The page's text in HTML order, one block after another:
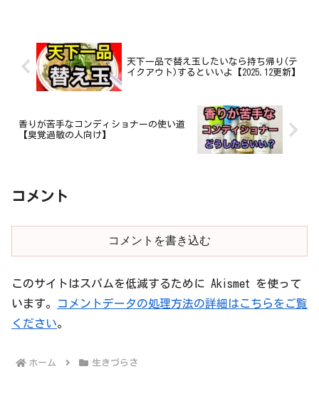
天下一品で替え玉したいなら持ち帰り(テ
イクアウト)するといいよ【2025.12更新】
香りが苦手なコンディショナーの使い道
【臭覚過敏の人向け】
コメント
コメントを書き込む
このサイトはスパムを低減するために Akismet を使って
います。
コメントデータの処理方法の詳細はこちらをご覧
ください。
ホーム 生きづらさ